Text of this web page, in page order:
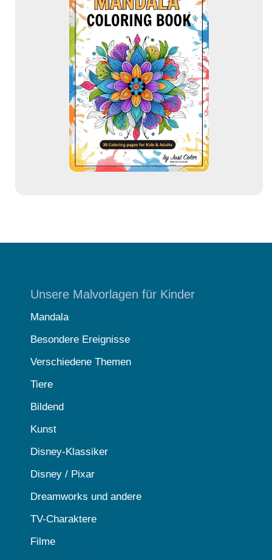
Unsere Malvorlagen für Kinder
Mandala
Besondere Ereignisse
Verschiedene Themen
Tiere
Bildend
Kunst
Disney-Klassiker
Disney / Pixar
Dreamworks und andere
TV-Charaktere
Filme